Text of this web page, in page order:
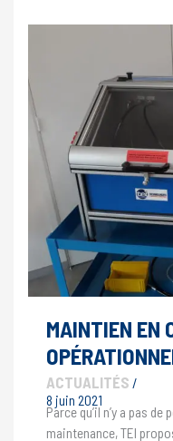
MAINTIEN EN
ACTUALITÉS /
8 juin 2021
Parce qu’il n’y a pas
maintenance, TEI